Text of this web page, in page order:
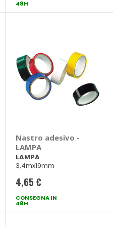
48H
Nastro adesivo -
LAMPA
LAMPA
3,4mx19mm
4,65 €
CONSEGNA IN
48H